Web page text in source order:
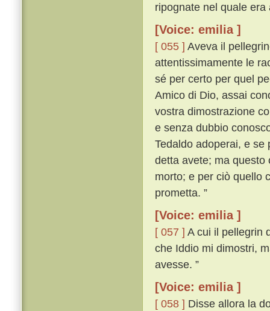
ripognate nel quale
[Voice: emilia ]
[ 055 ] Aveva il
attentissimamente le
sé per certo per quel
Amico di Dio, assai
vostra dimostrazione
e senza dubbio
Tedaldo adoperai, e
detta avete; ma questo
morto; e per ciò quello
prometta. ”
[Voice: emilia ]
[ 057 ] A cui il pellegrin
che Iddio mi dimostri,
avesse. ”
[Voice: emilia ]
[ 058 ] Disse allora la